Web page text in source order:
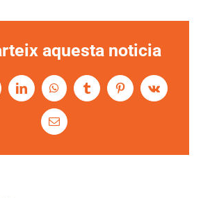
aquesta noticia
LinkedInWhatsAppTumblr PinterestVk
Email: